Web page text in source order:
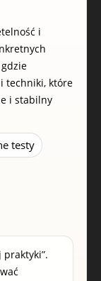
i
gdzie
techniki, które
i stabilny
testy